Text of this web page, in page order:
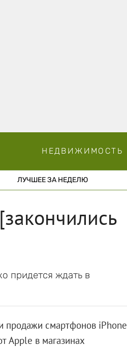
НЕДВИЖИМОСТЬ
ЛУЧШЕЕ ЗА НЕДЕЛЮ
придется ждать в
продажи смартфонов iPhone
Apple в магазинах